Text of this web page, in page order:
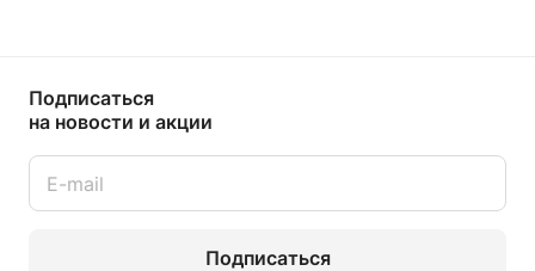
Подписаться
на новости и акции
Подписаться